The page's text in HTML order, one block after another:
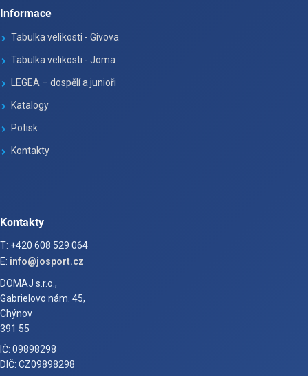
Informace
Tabulka velikosti - Givova
Tabulka velikosti - Joma
LEGEA – dospělí a junioři
Katalogy
Potisk
Kontakty
Kontakty
T: +420 608 529 064
E: info@josport.cz
DOMAJ s.r.o.,
Gabrielovo nám. 45,
Chýnov
391 55
IČ: 09898298
DIČ: CZ09898298